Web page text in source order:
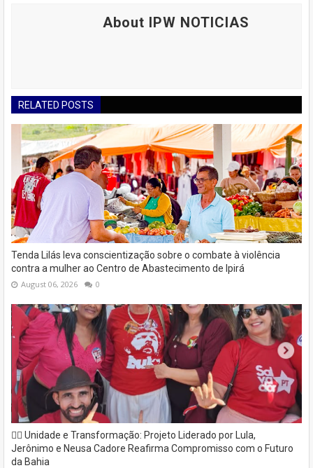
About IPW NOTICIAS
RELATED POSTS
Tenda Lilás leva conscientização sobre o combate à violência
contra a mulher ao Centro de Abastecimento de Ipirá
August 06, 2026 0
✊🏽 Unidade e Transformação: Projeto Liderado por Lula,
Jerônimo e Neusa Cadore Reafirma Compromisso com o Futuro
da Bahia